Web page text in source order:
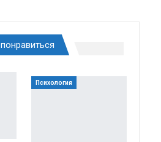
Психология